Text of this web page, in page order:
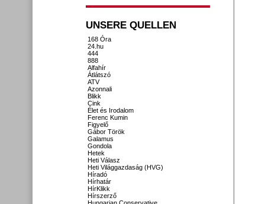
UNSERE QUELLEN
168 Óra
24.hu
444
888
Alfahír
Átlátszó
ATV
Azonnali
Blikk
Cink
Élet és Irodalom
Ferenc Kumin
Figyelő
Gábor Török
Galamus
Gondola
Hetek
Heti Válasz
Heti Világgazdaság (HVG)
Híradó
Hírhatár
HírKlikk
Hírszerző